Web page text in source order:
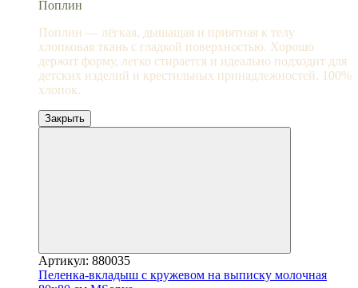
Поплин
Поплин — лёгкая, дышащая и приятная к телу
хлопковая ткань с гладкой поверхностью. Хорошо
держит форму, легко стирается и идеально подходит для
детских изделий и крестильных принадлежностей. 100%
хлопок.
Закрыть
Артикул: 880035
Пеленка-вкладыш с кружевом на выписку молочная